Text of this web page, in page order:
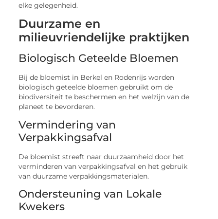
elke gelegenheid.
Duurzame en
milieuvriendelijke praktijken
Biologisch Geteelde Bloemen
Bij de bloemist in Berkel en Rodenrijs worden
biologisch geteelde bloemen gebruikt om de
biodiversiteit te beschermen en het welzijn van de
planeet te bevorderen.
Vermindering van
Verpakkingsafval
De bloemist streeft naar duurzaamheid door het
verminderen van verpakkingsafval en het gebruik
van duurzame verpakkingsmaterialen.
Ondersteuning van Lokale
Kwekers